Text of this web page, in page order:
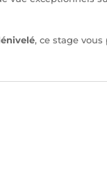
, ce stage